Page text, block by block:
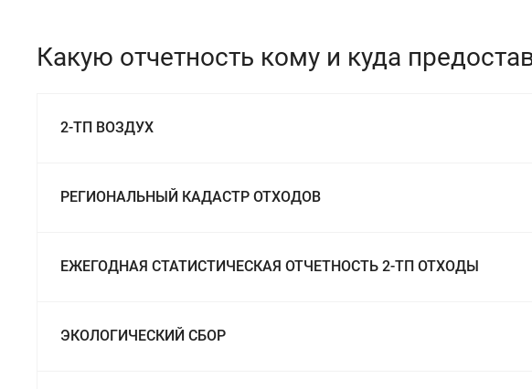
Какую отчетность кому и куда
2-ТП ВОЗДУХ
РЕГИОНАЛЬНЫЙ КАДАСТР ОТХОДОВ
ЕЖЕГОДНАЯ СТАТИСТИЧЕСКАЯ ОТЧЕТНОСТЬ 2-ТП ОТХОДЫ
ЭКОЛОГИЧЕСКИЙ СБОР